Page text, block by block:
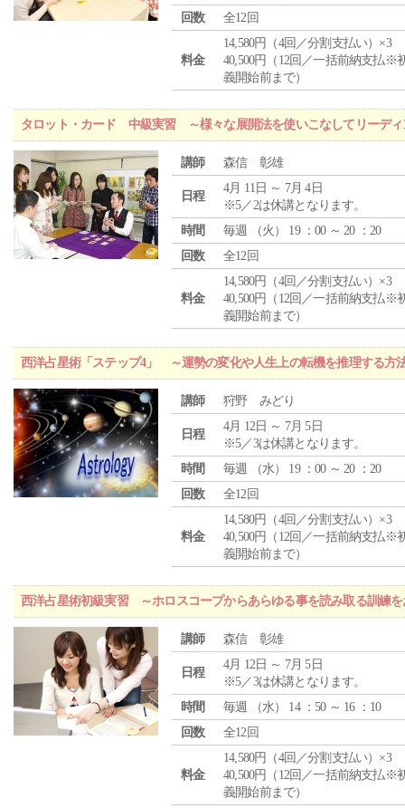
回数
全12回
料金
14,580円（4回／分割支払い）×3
40,500円（12回／一括前納支払※
義開始前まで）
タロット・カード 中級実習 ～様々な展開法を使いこなしてリーディ
講師 森信 彰雄
日程
4月 11日 ～ 7月 4日
※5／2は休講となります。
時間
毎週 （火 ） 19 ：00 ～ 20 ：20
回数
全12回
料金
14,580円（4回／分割支払い）×3
40,500円（12回／一括前納支払※
義開始前まで）
西洋占星術「ステップ4」 ～運勢の変化や人生上の転機を推理する方
講師 狩野 みどり
日程
4月 12日 ～ 7月 5日
※5／3は休講となります。
時間
毎週 （水） 19 ：00 ～ 20 ：20
回数
全12回
料金
14,580円（4回／分割支払い）×3
40,500円（12回／一括前納支払※
義開始前まで）
西洋占星術初級実習 ～ホロスコープからあらゆる事を読み取る訓練を
講師 森信 彰雄
日程
4月 12日 ～ 7月 5日
※5／3は休講となります。
時間
毎週 （水） 14 ：50 ～ 16 ：10
回数
全12回
料金
14,580円（4回／分割支払い）×3
40,500円（12回／一括前納支払※
義開始前まで）